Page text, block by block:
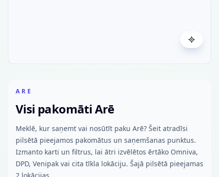
ARE
Visi pakomāti Arē
Meklē, kur saņemt vai nosūtīt paku Arē? Šeit atradīsi
pilsētā pieejamos pakomātus un saņemšanas punktus.
Izmanto karti un filtrus, lai ātri izvēlētos ērtāko Omniva,
DPD, Venipak vai cita tīkla lokāciju. Šajā pilsētā pieejamas